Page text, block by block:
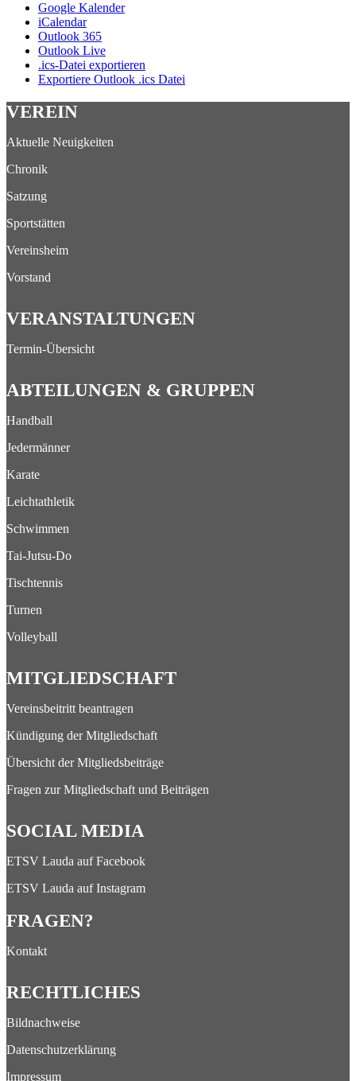
Google Kalender
iCalendar
Outlook 365
Outlook Live
.ics-Datei exportieren
Exportiere Outlook .ics Datei
VEREIN
Aktuelle Neuigkeiten
Chronik
Satzung
Sportstätten
Vereinsheim
Vorstand
VERANSTALTUNGEN
Termin-Übersicht
ABTEILUNGEN & GRUPPEN
Handball
Jedermänner
Karate
Leichtathletik
Schwimmen
Tai-Jutsu-Do
Tischtennis
Turnen
Volleyball
MITGLIEDSCHAFT
Vereinsbeitritt beantragen
Kündigung der Mitgliedschaft
Übersicht der Mitgliedsbeiträge
Fragen zur Mitgliedschaft und Beiträgen
SOCIAL MEDIA
ETSV Lauda auf Facebook
ETSV Lauda auf Instagram
FRAGEN?
Kontakt
RECHTLICHES
Bildnachweise
Datenschutzerklärung
Impressum